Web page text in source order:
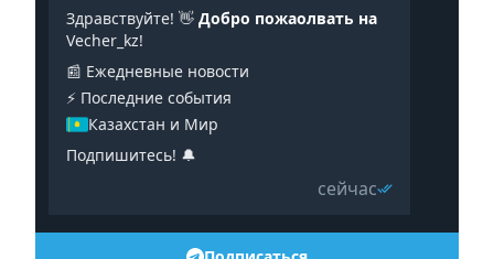
Здравствуйте! 👋 Добро пожаолвать на
Vecher_kz!
📰 Ежедневные новости
⚡️ Последние события
Казахстан и Мир
Подпишитесь! 🔔
сейчас